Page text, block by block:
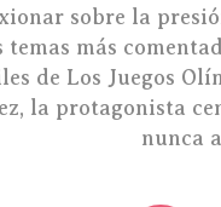
sobre la
temas más
de Los Juegos
la protagonista
nunca